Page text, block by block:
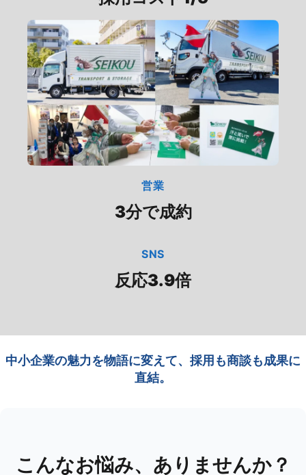
営業
3分で成約
SNS
反応3.9倍
中小企業の魅力を物語に変えて、採用も商談も成果に
直結。
こんなお悩み、ありませんか？